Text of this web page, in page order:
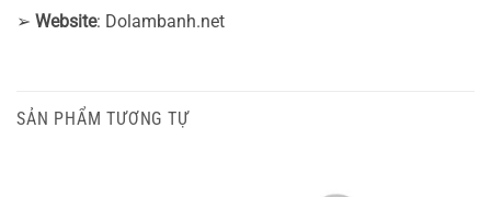
➢ Website: Dolambanh.net
SẢN PHẨM TƯƠNG TỰ